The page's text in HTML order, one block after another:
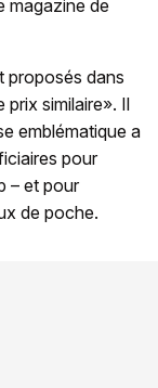
magazine de
proposés dans
similaire». Il
emblématique a
pour
– et pour
de poche.